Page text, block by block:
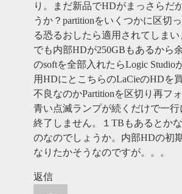
り。まだ新品でHDがまっさらだ
うか？partitionをいくつかに区切
る恐るおしたら適用されてしまい
でも内部HDが250GBもあるから
のsoftを全部入れたらLogic Studio
用HDにとこちらのLaCieのHDを
不良なのかPartitionを区切り再フ
青い点滅ランプが続くだけで一
終了しません。１TBもあるとか
のなのでしょうか。内部HDの初
なりたかそうなのですが。。。
返信